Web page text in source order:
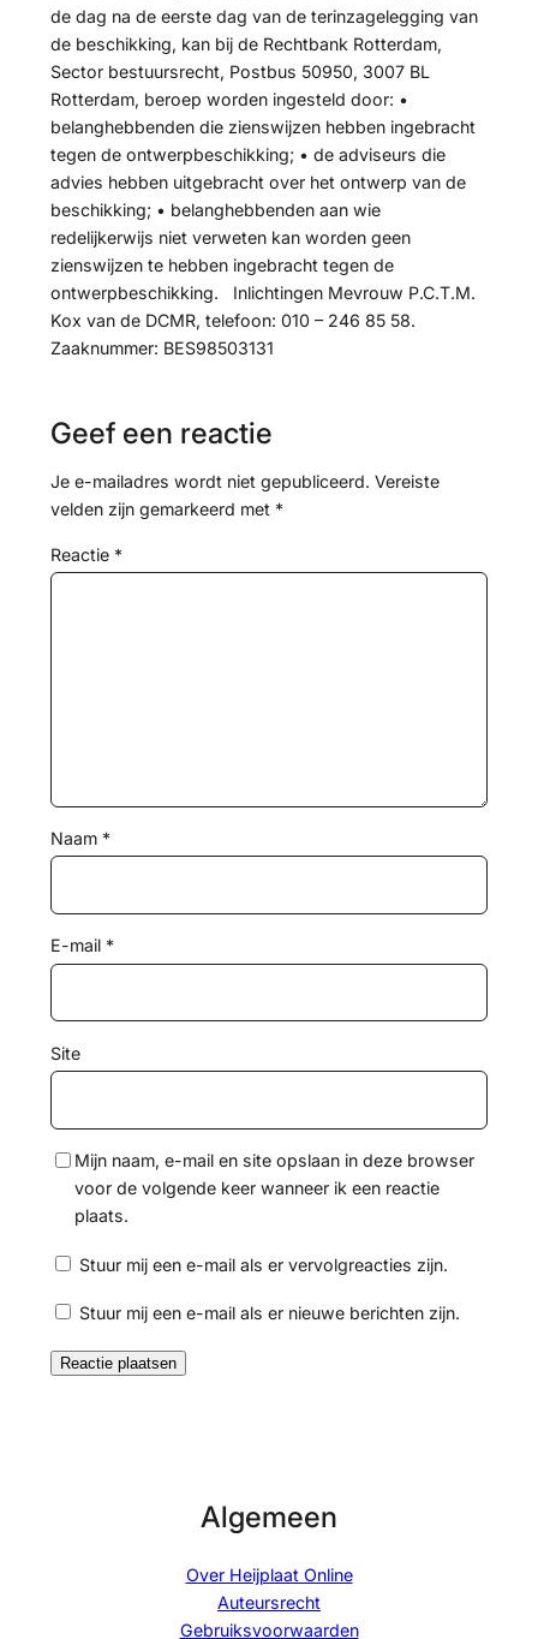
de dag na de eerste dag van de terinzagelegging van
de beschikking, kan bij de Rechtbank Rotterdam,
Sector bestuursrecht, Postbus 50950, 3007 BL
Rotterdam, beroep worden ingesteld door: •
belanghebbenden die zienswijzen hebben ingebracht
tegen de ontwerpbeschikking; • de adviseurs die
advies hebben uitgebracht over het ontwerp van de
beschikking; • belanghebbenden aan wie
redelijkerwijs niet verweten kan worden geen
zienswijzen te hebben ingebracht tegen de
ontwerpbeschikking. Inlichtingen Mevrouw P.C.T.M.
Kox van de DCMR, telefoon: 010 – 246 85 58.
Zaaknummer: BES98503131
Geef een reactie
Je e-mailadres wordt niet gepubliceerd. Vereiste
velden zijn gemarkeerd met *
Reactie *
Naam *
E-mail *
Site
Mijn naam, e-mail en site opslaan in deze browser
voor de volgende keer wanneer ik een reactie
plaats.
Stuur mij een e-mail als er vervolgreacties zijn.
Stuur mij een e-mail als er nieuwe berichten zijn.
Algemeen
Over Heijplaat Online
Auteursrecht
Gebruiksvoorwaarden